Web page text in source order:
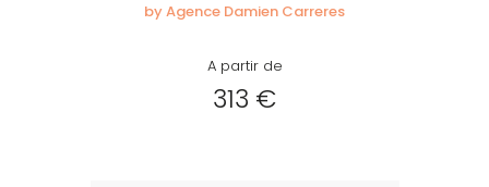
by Agence Damien Carreres
A partir de
313 €